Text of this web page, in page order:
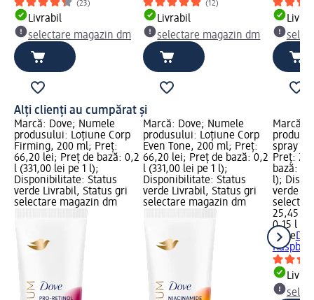
(23)
Livrabil
selectare magazin dm
(12)
Livrabil
selectare magazin dm
Alți clienți au cumpărat și
Marcă: Dove; Numele
produsului: Loțiune Corp
Firming, 200 ml; Preț:
66,20 lei; Preț de bază: 0,2
l (331,00 lei pe 1 l);
Disponibilitate: Status
verde Livrabil, Status gri
selectare magazin dm
Marcă: Dove; Numele
produsului: Loțiune Corp
Even Tone, 200 ml; Preț:
66,20 lei; Preț de bază: 0,2
l (331,00 lei pe 1 l);
Disponibilitate: Status
verde Livrabil, Status gri
selectare magazin dm
Marcă:
spray
Preț:
bază:
l);
verde
25,45 lei
0,15 l
Dove